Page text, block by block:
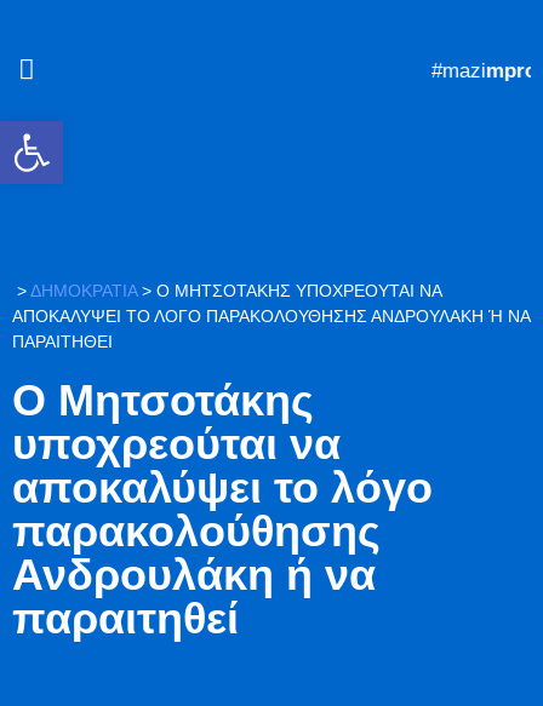
Ανοίξτε τη γραμμή εργαλείων
#mazi
>ΔΗΜΟΚΡΑΤΙΑ> Ο ΜΗΤΣΟΤΆΚΗΣ ΥΠΟΧΡΕΟΎΤΑΙ ΝΑ
ΑΠΟΚΑΛΎΨΕΙ ΤΟ ΛΌΓΟ ΠΑΡΑΚΟΛΟΎΘΗΣΗΣ ΑΝΔΡΟΥΛΆΚΗ Ή ΝΑ Π
ΑΡΑΙΤΗΘΕΊ
Ο Μητσοτάκης
υποχρεούται να
αποκαλύψει το λόγο
παρακολούθησης
Ανδρουλάκη ή να
παραιτηθεί